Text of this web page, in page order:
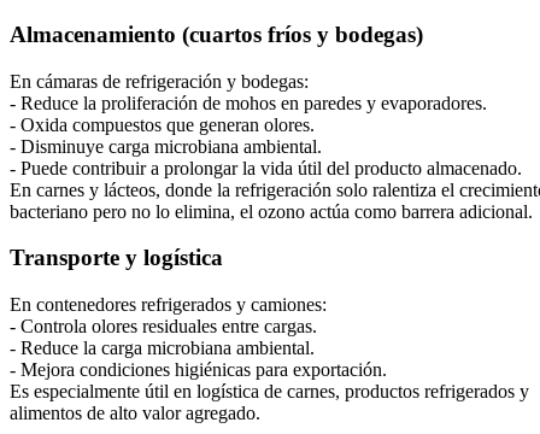
Almacenamiento (cuartos fríos y bodegas)
En cámaras de refrigeración y bodegas:
- Reduce la proliferación de mohos en paredes y evaporadores.
- Oxida compuestos que generan olores.
- Disminuye carga microbiana ambiental.
- Puede contribuir a prolongar la vida útil del producto almacenado.
En carnes y lácteos, donde la refrigeración solo ralentiza el
bacteriano pero no lo elimina, el ozono actúa como barrera adicional.
Transporte y logística
En contenedores refrigerados y camiones:
- Controla olores residuales entre cargas.
- Reduce la carga microbiana ambiental.
- Mejora condiciones higiénicas para exportación.
Es especialmente útil en logística de carnes, productos refrigerados y
alimentos de alto valor agregado.